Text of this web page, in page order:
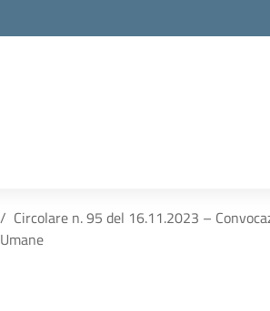
Circolare n. 95 del 16.11.2023 –
Umane